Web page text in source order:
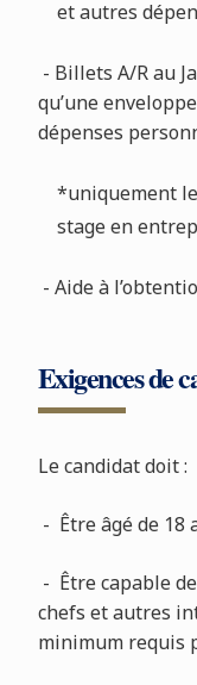
et autres
- Billets A/R au
qu’une
dépenses
*uniquement
stage en
- Aide à
Exigences de
Le candidat doit :
- Être âgé de 18
- Être capable
chefs et autres
minimum requis